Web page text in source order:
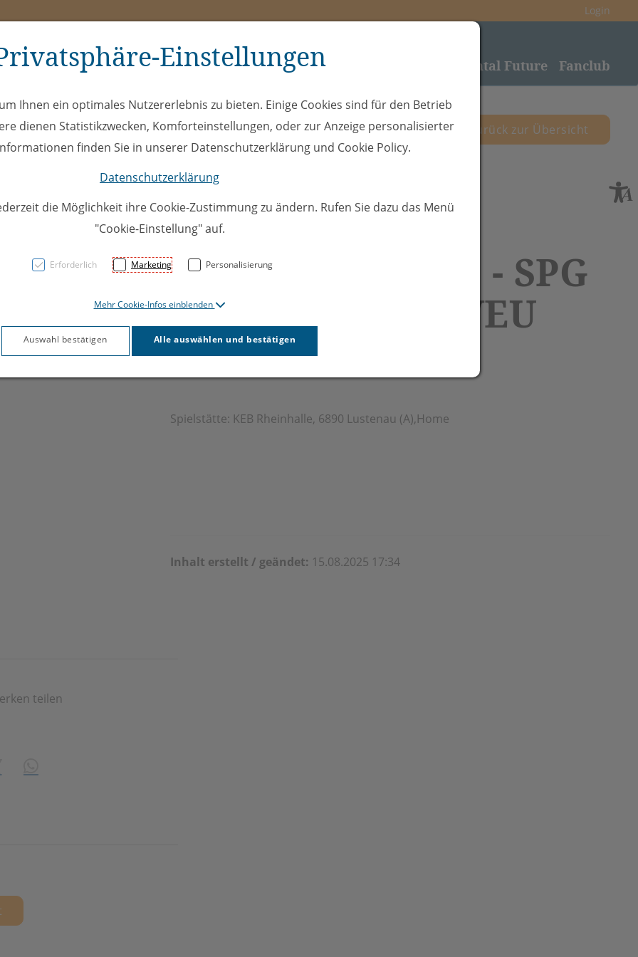
Login
ÖEL Club Spenden Rheintal Future Fanclub
zurück zur Übersicht
U14-Top 21.12.25 - SPG
EHC Montafon/VEU
Feldkirch
Spielstätte: KEB Rheinhalle, 6890 Lustenau (A),Home
Inhalt erstellt / geändet: 15.08.2025 17:34
teilen
Einstellungen
Ihnen ein optimales Nutzererlebnis zu bieten. Einige Cookies sind für den Betrieb
dienen Statistikzwecken, Komforteinstellungen, oder zur Anzeige personalisierter
finden Sie in unserer Datenschutzerklärung und Cookie Policy.
Datenschutzerklärung
die Möglichkeit ihre Cookie-Zustimmung zu ändern. Rufen Sie dazu das Menü
"Cookie-Einstellung" auf.
Erforderlich Marketing Personalisierung
Mehr Cookie-Infos einblenden
Auswahl bestätigen Alle auswählen und bestätigen